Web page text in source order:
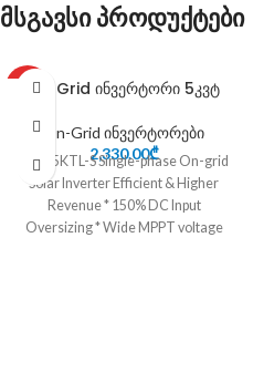
მსგავსი პროდუქტები
0n-Grid ინვერტორი 5კვტ
On-Grid ინვერტორები
2,330.00₾
XG1-5KTL-S Single-phase On-grid
Solar Inverter Efficient & Higher
Revenue * 150% DC Input
Oversizing * Wide MPPT voltage